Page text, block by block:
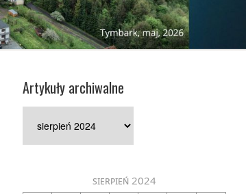
Artykuły archiwalne
archiwalne
sierpień 2024